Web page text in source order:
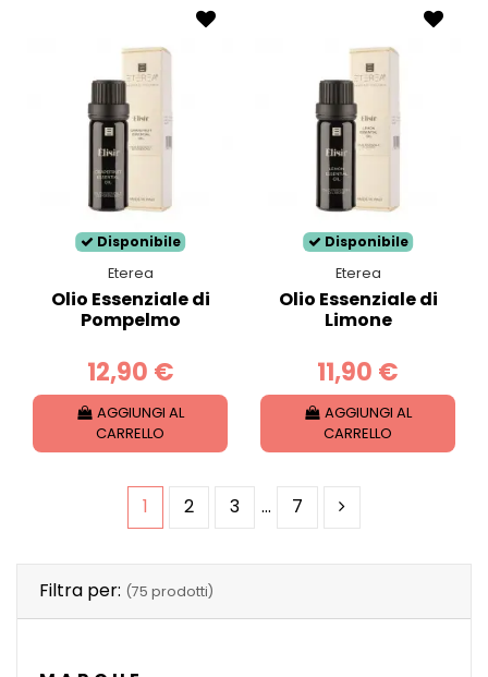
Disponibile
Eterea
Olio Essenziale di
Pompelmo
12,90 €
AGGIUNGI AL
CARRELLO
Disponibile
Eterea
Olio Essenziale di
Limone
11,90 €
AGGIUNGI AL
CARRELLO
1 2 3 … 7
Filtra per: (75 prodotti)